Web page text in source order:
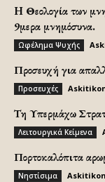
H Θεολογία των
9μερα μνημόσυνα.
Ωφέλημα Ψυχής
Προσευχή για
Προσευχές
Τη Υπερμάχω
Λειτουργικά Κείμενα
Πορτοκαλόπιτα
Νηστίσιμα Askitikon